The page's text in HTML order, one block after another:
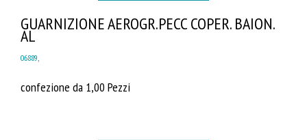
GUARNIZIONE AEROGR.PECC COPER. BAION.
AL
06889,
confezione da 1,00 Pezzi